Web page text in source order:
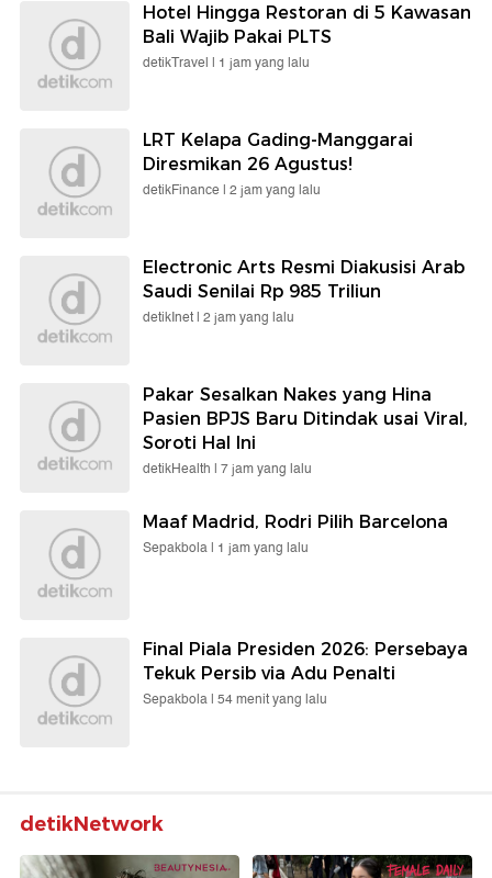
Hotel Hingga Restoran di 5 Kawasan
Bali Wajib Pakai PLTS
detikTravel | 1 jam yang lalu
LRT Kelapa Gading-Manggarai
Diresmikan 26 Agustus!
detikFinance | 2 jam yang lalu
Electronic Arts Resmi Diakusisi Arab
Saudi Senilai Rp 985 Triliun
detikInet | 2 jam yang lalu
Pakar Sesalkan Nakes yang Hina
Pasien BPJS Baru Ditindak usai Viral,
Soroti Hal Ini
detikHealth | 7 jam yang lalu
Maaf Madrid, Rodri Pilih Barcelona
Sepakbola | 1 jam yang lalu
Final Piala Presiden 2026: Persebaya
Tekuk Persib via Adu Penalti
Sepakbola | 54 menit yang lalu
detikNetwork